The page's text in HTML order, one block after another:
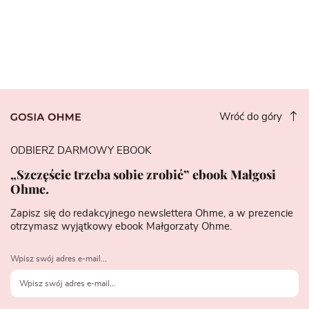
Wróć do góry
ODBIERZ DARMOWY EBOOK
„Szczęście trzeba sobie zrobić” ebook Małgosi
Ohme.
Zapisz się do redakcyjnego newslettera Ohme, a w prezencie
otrzymasz wyjątkowy ebook Małgorzaty Ohme.
Wpisz swój adres e-mail...